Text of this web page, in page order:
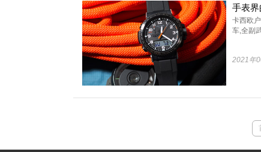
卡西欧
车,全副
2021年